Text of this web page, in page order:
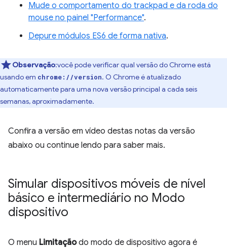
Mude o comportamento do trackpad e da roda do
mouse no painel "Performance".
Depure módulos ES6 de forma nativa.
Observação:você pode verificar qual versão do Chrome está
usando em chrome://version. O Chrome é atualizado
automaticamente para uma nova versão principal a cada seis
semanas, aproximadamente.
Confira a versão em vídeo destas notas da versão
abaixo ou continue lendo para saber mais.
Simular dispositivos móveis de nível
básico e intermediário no Modo
dispositivo
O menu Limitaçãodo modo de dispositivo agora é